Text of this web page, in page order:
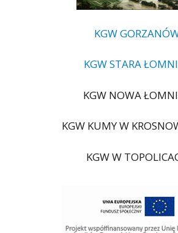
KGW
KGW STARA
KGW NOWA
KGW KUMY W
KGW W